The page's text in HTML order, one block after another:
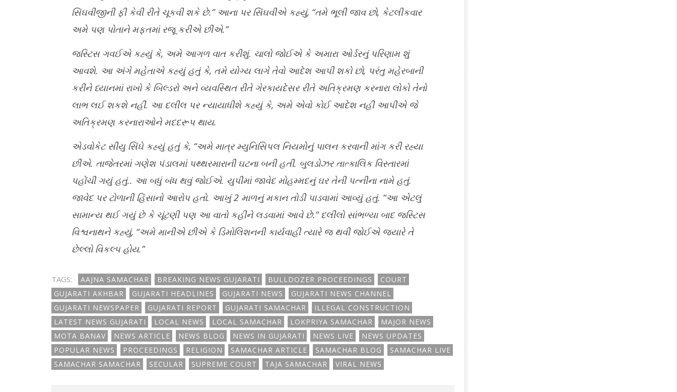
સિંઘવીજીની ફી કેવી રીતે ચૂકવી શકે છે.” આના પર સિંઘવીએ કહ્યું, “તમે ભૂલી જાવ છો, કેટલીકવાર
અમે પણ પોતાને મફતમાં રજૂ કરીએ છીએ.”
જસ્ટિસ ગવઈએ કહ્યું કે, અમે આગળ વાત કરીશું. ચાલો જોઈએ કે અમારા ઓર્ડરનું પરિણામ શું
આવશે. આ અંગે મહેતાએ કહ્યું હતું કે, તમે યોગ્ય લાગે તેવો આદેશ આપી શકો છો, પરંતુ મહેરબાની
કરીને ધ્યાનમાં રાખો કે બિલ્ડરો અને વ્યવસ્થિત રીતે ગેરકાયદેસર રીતે અતિક્રમણ કરનારા લોકો તેનો
લાભ લઈ શકશે નહીં. આ દલીલ પર ન્યાયાધીશે કહ્યું કે, અમે એવો કોઈ આદેશ નહીં આપીએ જે
અતિક્રમણ કરનારાઓને મદદરૂપ થાય.
એડવોકેટ સીયુ સિંઘે કહ્યું હતું કે, “અમે માત્ર મ્યુનિસિપલ નિયમોનું પાલન કરવાની માંગ કરી રહ્યા
છીએ. તાજેતરમાં ગણેશ પંડાલમાં પથ્થરમારાની ઘટના બની હતી. બુલડોઝર તાત્કાલિક વિસ્તારમાં
પહોંચી ગયું હતું.. આ બધું બંધ થવું જોઈએ. યુપીમાં જાવેદ મોહમ્મદનું ઘર તેની પત્નીના નામે હતું.
જાવેદ પર ટોળાની હિંસાનો આરોપ હતો. આખું 2 માળનું મકાન તોડી પાડવામાં આવ્યું હતું. “આ એટલું
સામાન્ય થઈ ગયું છે કે ચૂંટણી પણ આ વાતો કહીને લડવામાં આવે છે.” દલીલો સાંભળ્યા બાદ જસ્ટિસ
વિશ્વનાથને કહ્યું, “અમે માનીએ છીએ કે ડિમોલિશનની કાર્યવાહી ત્યારે જ થવી જોઈએ જ્યારે તે
છેલ્લો વિકલ્પ હોય.”
TAGS: AAJNA SAMACHAR BREAKING NEWS GUJARATI BULLDOZER PROCEEDINGS
COURT
GUJARATI AKHBAR
GUJARATI HEADLINES GUJARATI NEWS
GUJARATI NEWS CHANNEL
GUJARATI NEWSPAPER
GUJARATI REPORT GUJARATI SAMACHAR
ILLEGAL CONSTRUCTION
LATEST NEWS GUJARATI
LOCAL NEWS LOCAL SAMACHAR LOKPRIYA SAMACHAR
MAJOR NEWS
MOTA BANAV
NEWS ARTICLE NEWS BLOG NEWS IN GUJARATI NEWS LIVE
NEWS UPDATES
POPULAR NEWS
PROCEEDINGS RELIGION SAMACHAR ARTICLE SAMACHAR BLOG
SAMACHAR LIVE
SAMACHAR SAMACHAR
SECULAR SUPREME COURT TAJA SAMACHAR VIRAL NEWS